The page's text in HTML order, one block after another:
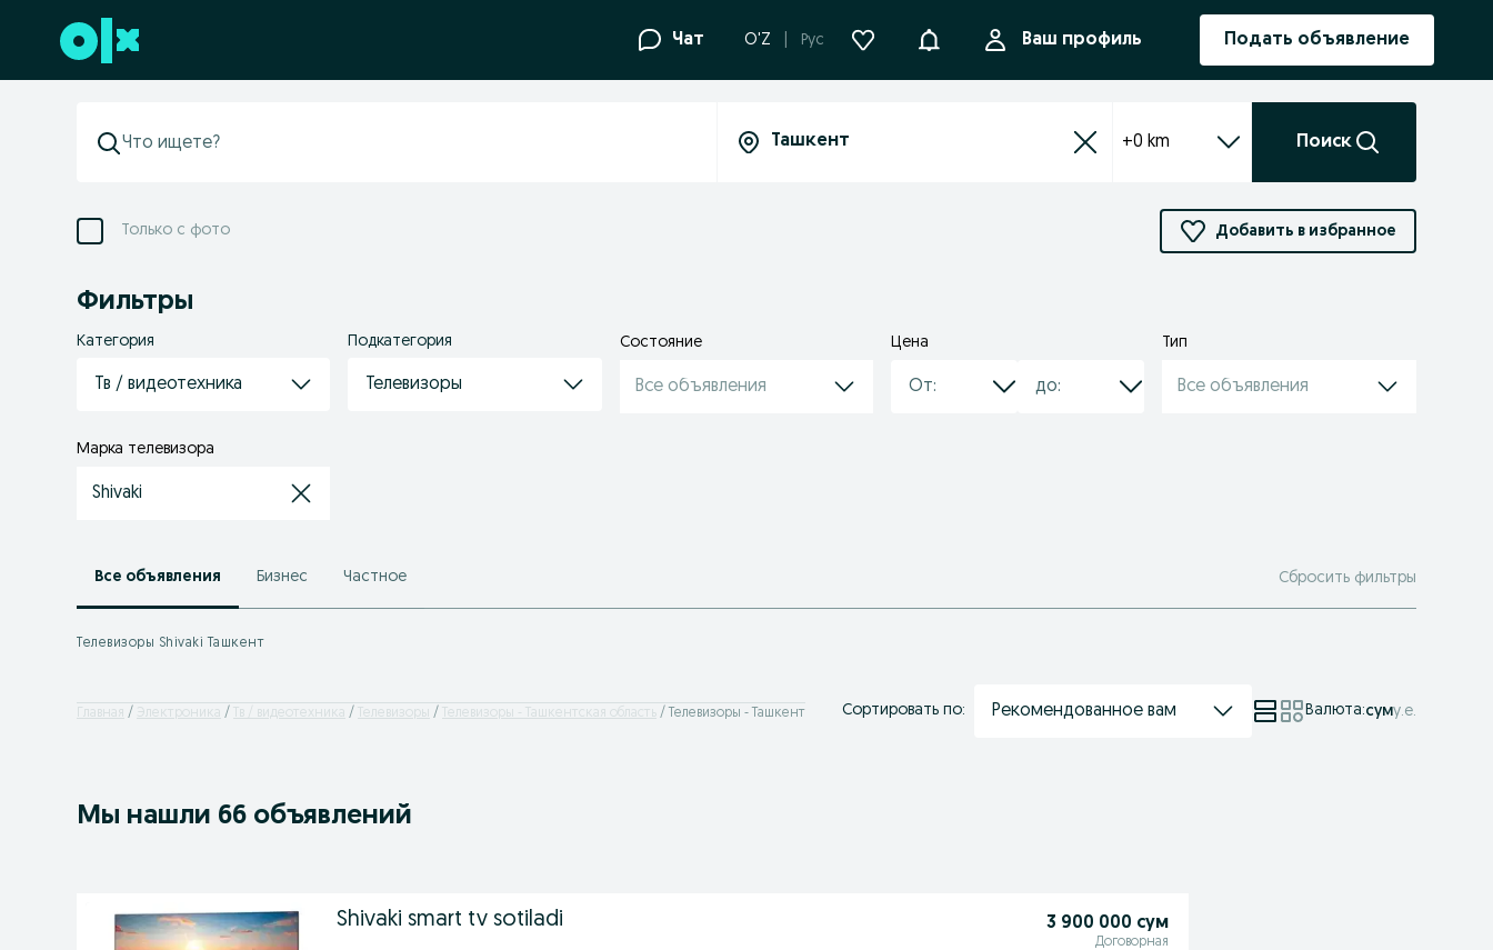
Перейти к нижнему колонтитулу Чат O'Z Рус УведомленияВаш профиль Подать объявление
+0 km Поиск
Только с фото Добавить в избранное
Фильтры
Категория
Тв / видеотехника
Подкатегория
Телевизоры
Состояние
Все объявления
Цена Тип
Все объявления
Марка телевизора
Shivaki
Все объявления Бизнес Частное Сбросить фильтры
Телевизоры Shivaki Ташкент
Главная Электроника Тв / видеотехника Телевизоры Телевизоры - Ташкентская область Телевизоры - Ташкент Сортировать по: Рекомендованное вам Валюта:суму.е.
Мы нашли 66 объявлений
Shivaki smart tv sotiladi 3 900 000 сум
Договорная